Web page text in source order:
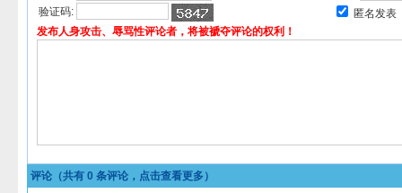
验证码:
匿名发表
发布人身攻击、辱骂性评论者，将被褫夺评论的权利！
评论（共有 0 条评论，点击查看更多）